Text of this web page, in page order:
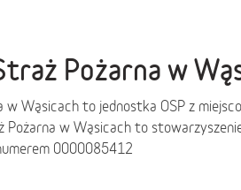
Pożarna w
w Wąsicach to jednostka OSP z
Pożarna w Wąsicach to
0000085412